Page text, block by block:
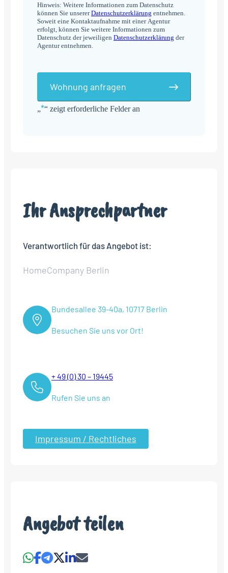
„*“ zeigt erforderliche Felder an
Hinweis: Weitere Informationen zum Datenschutz
können Sie unsererDatenschutzerklärung entnehmen.
Soweit eine Kontaktaufnahme mit einer Agentur
erfolgt, können Sie weitere Informationen zum
Datenschutz der jeweiligen Datenschutzerklärung der
Agentur entnehmen.
Wohnung anfragen
Ihr Ansprechpartner
Verantwortlich für das Angebot ist:
HomeCompany Berlin
Bundesallee 39-40a, 10717 Berlin
Besuchen Sie uns vor Ort!
+ 49 (0) 30 – 19445
Rufen Sie uns an
Impressum / Rechtliches
Angebot teilen